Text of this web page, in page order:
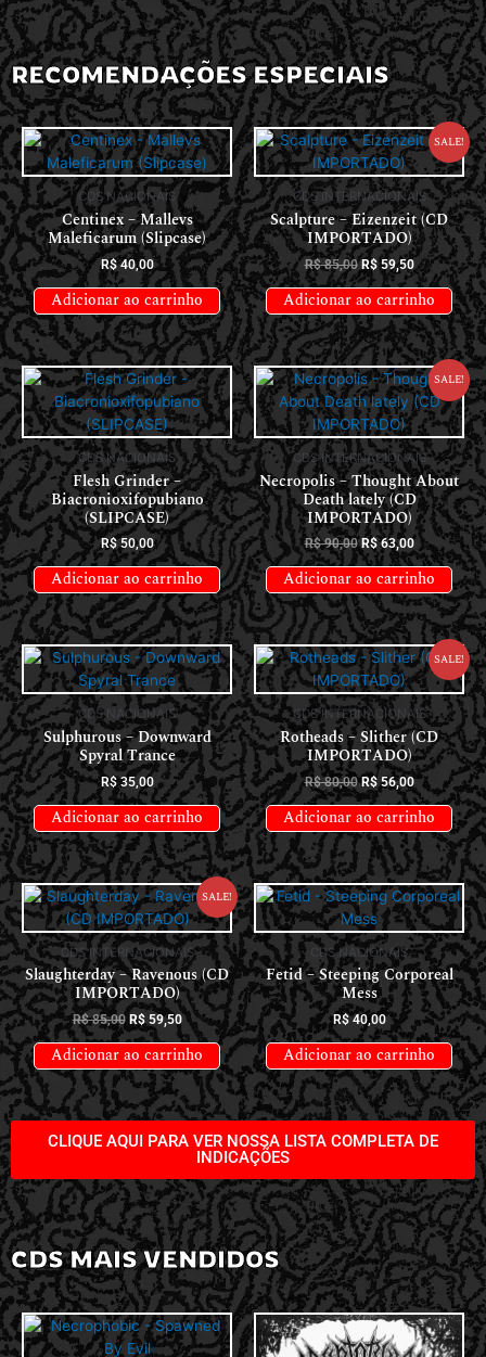
RECOMENDAÇÕES ESPECIAIS
CDS NACIONAIS
Centinex – Mallevs
Maleficarum (Slipcase)
R$40,00
Adicionar ao carrinho
Sale!
CDS INTERNACIONAIS
Scalpture – Eizenzeit (CD
IMPORTADO)
R$85,00 R$59,50
Adicionar ao carrinho
CDS NACIONAIS
Flesh Grinder –
Biacronioxifopubiano
(SLIPCASE)
R$50,00
Adicionar ao carrinho
Sale!
CDS INTERNACIONAIS
Necropolis – Thought About
Death lately (CD
IMPORTADO)
R$90,00 R$63,00
Adicionar ao carrinho
CDS NACIONAIS
Sulphurous – Downward
Spyral Trance
R$35,00
Adicionar ao carrinho
Sale!
CDS INTERNACIONAIS
Rotheads – Slither (CD
IMPORTADO)
R$80,00 R$56,00
Adicionar ao carrinho
Sale!
CDS INTERNACIONAIS
Slaughterday – Ravenous (CD
IMPORTADO)
R$85,00 R$59,50
Adicionar ao carrinho
CDS NACIONAIS
Fetid – Steeping Corporeal
Mess
R$40,00
Adicionar ao carrinho
CLIQUE AQUI PARA VER NOSSA LISTA COMPLETA DE
INDICAÇÕES
CDS MAIS VENDIDOS